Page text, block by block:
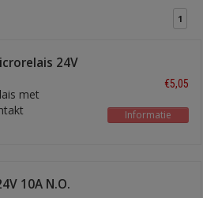
1
24V
met
€5,05
Informatie
10A N.O.